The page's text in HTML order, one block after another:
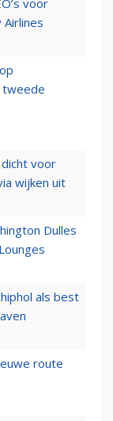
voor
Airlines
tweede
dicht voor
wijken uit
Dulles
als best
route